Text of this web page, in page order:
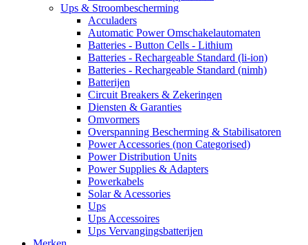
Ups & Stroombescherming
Acculaders
Automatic Power Omschakelautomaten
Batteries - Button Cells - Lithium
Batteries - Rechargeable Standard (li-ion)
Batteries - Rechargeable Standard (nimh)
Batterijen
Circuit Breakers & Zekeringen
Diensten & Garanties
Omvormers
Overspanning Bescherming & Stabilisatoren
Power Accessories (non Categorised)
Power Distribution Units
Power Supplies & Adapters
Powerkabels
Solar & Acessories
Ups
Ups Accessoires
Ups Vervangingsbatterijen